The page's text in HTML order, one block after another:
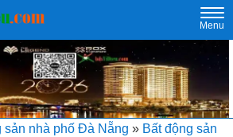
Menu
sản nhà phố Đà Nẵng » Bất động sản